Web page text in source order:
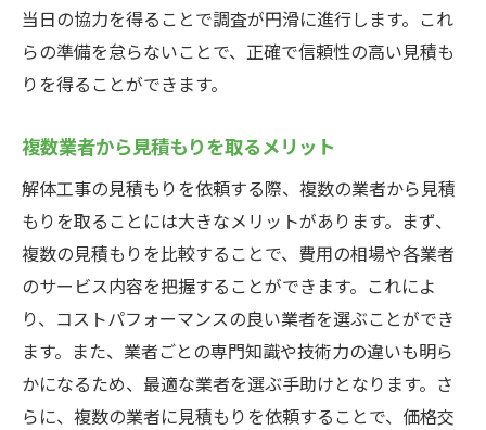
当日の協力を得ることで調査が円滑に進行します。これ
らの準備を怠らないことで、正確で信頼性の高い見積も
りを得ることができます。
複数業者から見積もりを取るメリット
解体工事の見積もりを依頼する際、複数の業者から見積
もりを取ることには大きなメリットがあります。まず、
複数の見積もりを比較することで、費用の相場や各業者
のサービス内容を把握することができます。これによ
り、コストパフォーマンスの良い業者を選ぶことができ
ます。また、業者ごとの専門知識や技術力の違いも明ら
かになるため、最適な業者を選ぶ手助けとなります。さ
らに、複数の業者に見積もりを依頼することで、価格交